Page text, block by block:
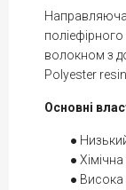
Направляюча
волокном з
Polyester resin
Основні
Хімічна
Висока